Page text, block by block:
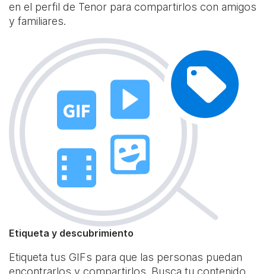
en el perfil de Tenor para compartirlos con amigos
y familiares.
Etiqueta y descubrimiento
Etiqueta tus GIFs para que las personas puedan
encontrarlos y compartirlos. Busca tu contenido